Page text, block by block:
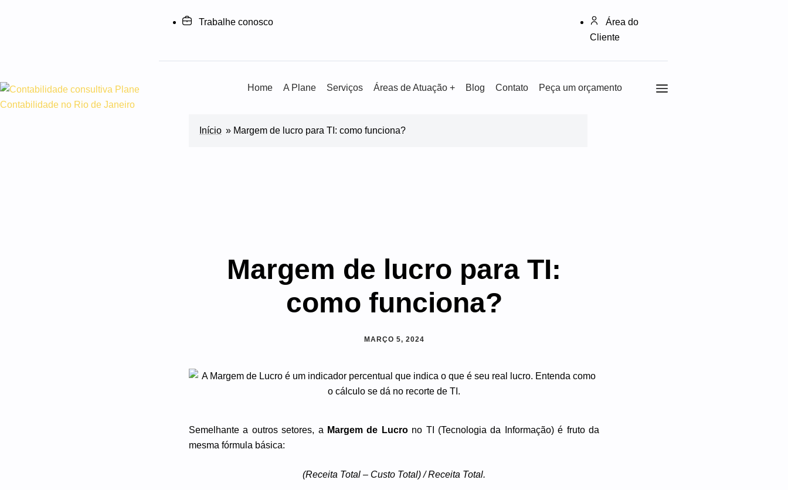
Trabalhe conosco
Área do
Cliente
Home A Plane Serviços Áreas de Atuação + Blog Contato Peça um orçamento
Início » Margem de lucro para TI: como funciona?
Margem de lucro para TI:
como funciona?
MARÇO 5, 2024
Semelhante a outros setores, a Margem de Lucrono TI (Tecnologia da Informação) é fruto da
mesma fórmula básica:
(Receita Total – Custo Total) / Receita Total.